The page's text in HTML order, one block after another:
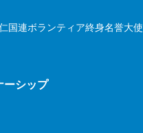
国連ボランティア終身名誉大使
ーシップ